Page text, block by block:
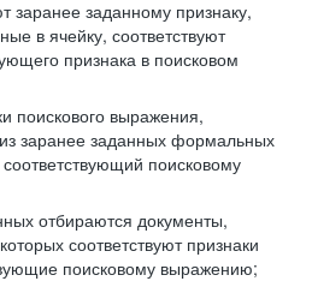
заранее заданному признаку,
в ячейку, соответствуют
признака в поисковом
поискового выражения,
заранее заданных формальных
соответствующий поисковому
отбираются документы,
соответствуют признаки
поисковому выражению;